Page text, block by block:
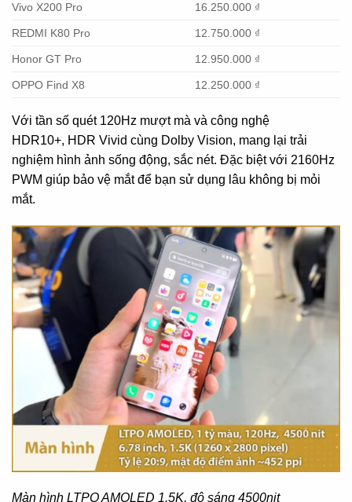
Vivo X200 Pro 16.250.000 ₫
REDMI K80 Pro 12.750.000 ₫
Honor GT Pro 12.950.000 ₫
OPPO Find X8 12.250.000 ₫
Với tần số quét 120Hz mượt mà và công nghệ
HDR10+, HDR Vivid cùng Dolby Vision, mang lại trải
nghiệm hình ảnh sống động, sắc nét. Đặc biệt với 2160Hz
PWM giúp bảo vệ mắt để bạn sử dụng lâu không bị mỏi
mắt.
Màn hình LTPO AMOLED 1.5K, độ sáng 4500nit